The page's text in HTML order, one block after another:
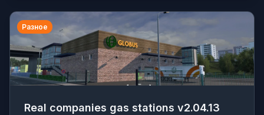
Разное
Real companies gas stations v2.04.13